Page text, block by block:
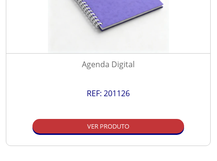
Agenda Digital
REF: 201126
VER PRODUTO